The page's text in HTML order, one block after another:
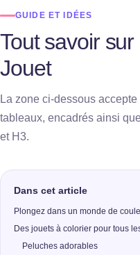
GUIDE ET IDÉES
Tout savoir
Jouet
La zone ci-dessous
tableaux, encadrés ainsi
et H3.
Dans cet article
Plongez dans un monde de
Des jouets à colorier pour tous
Peluches adorables